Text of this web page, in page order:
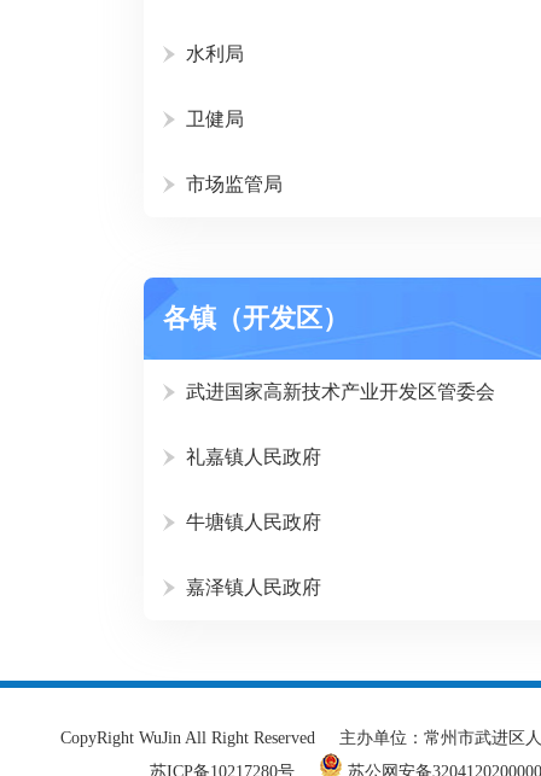
水利局
卫健局
市场监管局
各镇（开发区）
武进国家高新技术产业开发区管委会
礼嘉镇人民政府
牛塘镇人民政府
嘉泽镇人民政府
CopyRight WuJin All Right Reserved 主办单位：常州市武进
苏ICP备10217280号
苏公网安备